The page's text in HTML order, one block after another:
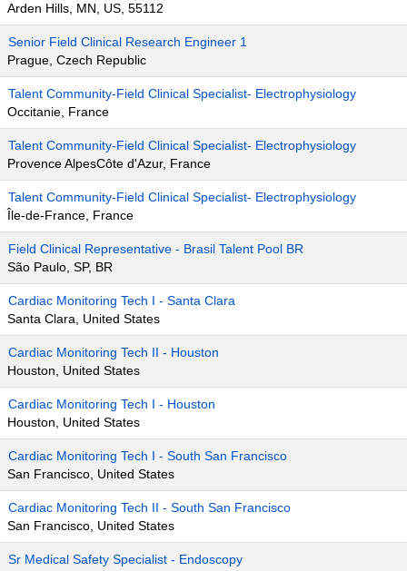
Arden Hills, MN, US, 55112
Senior Field Clinical Research Engineer 1
Prague, Czech Republic
Talent Community-Field Clinical Specialist- Electrophysiology
Occitanie, France
Talent Community-Field Clinical Specialist- Electrophysiology
Provence AlpesCôte d'Azur, France
Talent Community-Field Clinical Specialist- Electrophysiology
Île-de-France, France
Field Clinical Representative - Brasil Talent Pool BR
São Paulo, SP, BR
Cardiac Monitoring Tech I - Santa Clara
Santa Clara, United States
Cardiac Monitoring Tech II - Houston
Houston, United States
Cardiac Monitoring Tech I - Houston
Houston, United States
Cardiac Monitoring Tech I - South San Francisco
San Francisco, United States
Cardiac Monitoring Tech II - South San Francisco
San Francisco, United States
Sr Medical Safety Specialist - Endoscopy